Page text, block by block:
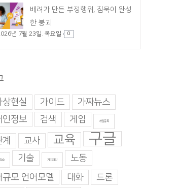
배려가 만든 부정행위, 침묵이 완성
한 붕괴
년 7월 23일. 목요일 0
상현실 가이드
가짜뉴스
인정보
검색 게임 게임중독
교사 교육 구글
습 기술 기지과인
노동
규모 언어모델
대화
드론